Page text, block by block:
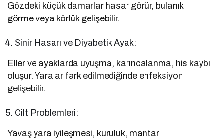
Gözdeki küçük damarlar hasar görür, bulanık
görme veya körlük gelişebilir.
Sinir Hasarı ve Diyabetik Ayak:
Eller ve ayaklarda uyuşma, karıncalanma, his kaybı
oluşur. Yaralar fark edilmediğinde enfeksiyon
gelişebilir.
Cilt Problemleri:
Yavaş yara iyileşmesi, kuruluk, mantar